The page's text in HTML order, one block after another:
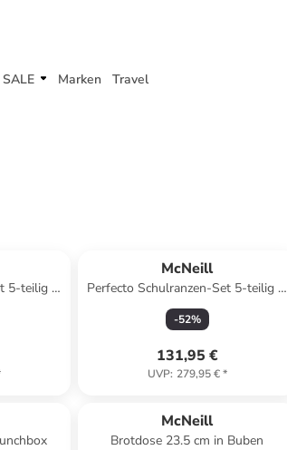
SALE Marken Travel
5-teilig in
McNeill
Perfecto Schulranzen-Set 5-teilig in
Minnie Mouse
-52%
131,95 €
UVP: 279,95 €*
McNeill
Brotdose 23.5 cm in Buben